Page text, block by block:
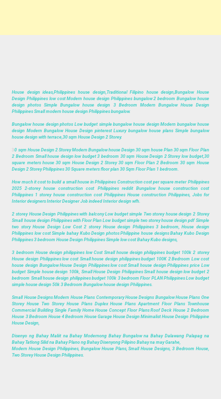
House design ideas,Philippines house design,Traditional Filipino house design,Bungalow House
Design Philippines low cost Modern house design Philippines bungalow 2 bedroom Bungalow house
design photos Simple Bungalow house design 3 Bedroom Modern Bungalow House Design
Philippines Small modern house design Philippines bungalow.
Bungalow house design photos Low budget simple bungalow house design Modern bungalow house
design Modern Bungalow House Design pinterest Luxury bungalow house plans Simple bungalow
house design with terrace,30 sqm House Design 2 Storey.
30 sqm House Design 2 Storey Modern Bungalow house Design 30 sqm house Plan 30 sqm Floor Plan
2 Bedroom Small house design low budget 3 bedroom 30 sqm House Design 2 Storey low budget,30
square meters house 30 sqm House Design 2 Storey 30 sqm Floor Plan 2 Bedroom 30 sqm House
Design 2 Storey Philippines 30 Square meters floor plan 30 Sqm Floor Plan 1 bedroom.
How much it cost to build a small house in Philippines Construction cost per square meter Philippines
2025 2-storey house construction cost Philippines reddit Bungalow house construction cost
Philippines 1 storey house construction cost Philippines House construction Philippines, Jobs for
Interior designers Interior Designer Job indeed Interior design wfh.
2 storey House Design Philippines with balcony Low budget simple Two storey house design 2 Storey
Small house design Philippines with Floor Plan Low budget simple two storey house design pdf Simple
two story House Design Low Cost 2 storey House design Philippines 3 bedroom, House design
Philippines low cost Simple bahay Kubo Design photos Philippine house designs Bahay Kubo Design
Philippines 3 bedroom House Design Philippines Simple low cost Bahay Kubo designs,
3 bedroom House design philippines low Cost Small house design philippines budget 100k 2 storey
House design Philippines low cost Small house design philippines budget 100K 2 Bedroom Low cost
house design Bungalow House Design Philippines low cost Small house design Philippines price Low
budget Simple house design 100k, Small House Design Philippines Small house design low budget 2
bedroom Small house design philippines budget 100k 3 bedroom Floor PLAN Philippines Low budget
simple house design 50k 3 Bedroom Bungalow house design Philippines.
Small House Designs Modern House Plans Contemporary House Designs Bungalow House Plans One
Storey House Two Storey House Plans Duplex House Plans Apartment Floor Plans Townhouse
Commercial Building Single Family Home House Concept Floor Plans Roof Deck House 2 Bedroom
House 3 Bedroom House 4 Bedroom House Garage House Design Minimalist House Design Philippine
House Design,
Disenyo ng Bahay Maliit na Bahay Modernong Bahay Bungalow na Bahay Dalawang Palapag na
Bahay Tatlong Silid na Bahay Plano ng Bahay Disenyong Pilipino Bahay na may Garahe,
Modern House Design Philippines, Bungalow House Plans, Small House Designs, 3 Bedroom House,
Two Storey House Design Philippines.